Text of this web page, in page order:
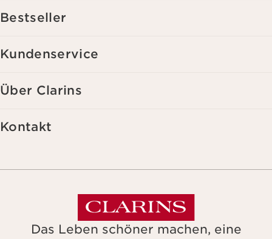
dein Nutzungsverhalten im Zusammenhang mit dem Newsletter
(z.B. das Öffnen und Lesen der E-Mails) erfassen und zu
kannst du jederzeit mit Wirkung für die Zukunft widerrufen.
Bestseller
Kundenservice
Über Clarins
Kontakt
Das Leben schöner machen, eine